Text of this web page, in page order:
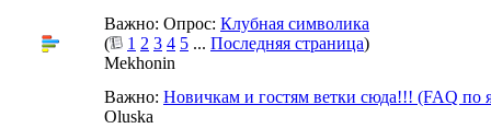
Важно: Опрос: Клубная символика
(
1 2 3 4 5 ... Последняя страница)
Mekhonin
Важно: Новичкам и гостям ветки сюда!!! (FAQ по
Oluska